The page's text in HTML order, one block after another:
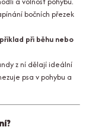
bočních přezek
při běhu nebo
z ní dělají ideální
psa v pohybu a